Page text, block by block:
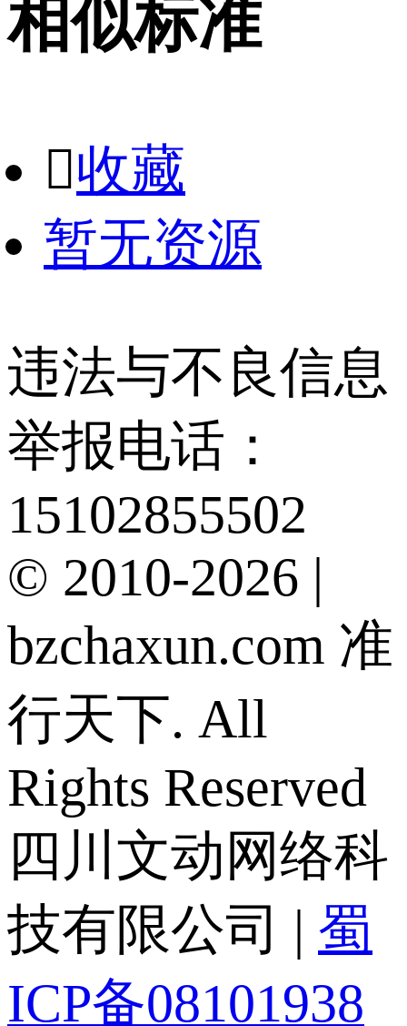
相似标准
收藏
暂无资源
违法与不良信息
举报电话：
15102855502
© 2010-2026 |
bzchaxun.com 准
行天下. All
Rights Reserved
四川文动网络科
技有限公司 | 蜀
ICP备08101938